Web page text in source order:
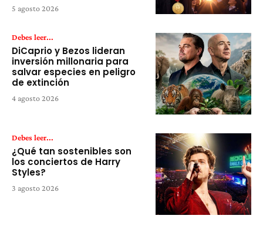
5 agosto 2026
Debes leer...
DiCaprio y Bezos lideran
inversión millonaria para
salvar especies en peligro
de extinción
4 agosto 2026
Debes leer...
¿Qué tan sostenibles son
los conciertos de Harry
Styles?
3 agosto 2026